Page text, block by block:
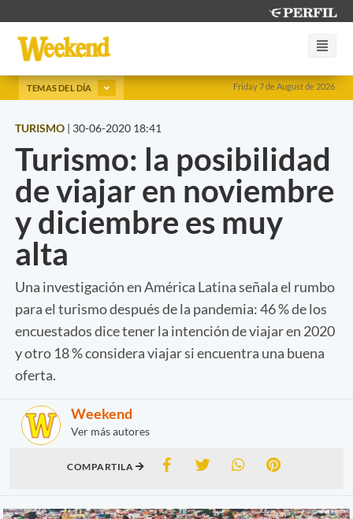
Friday 7 de August de 2026
TEMAS DEL DÍA
TURISMO | 30-06-2020 18:41
Turismo: la posibilidad
de viajar en noviembre
y diciembre es muy
alta
Una investigación en América Latina señala el rumbo
para el turismo después de la pandemia: 46 % de los
encuestados dice tener la intención de viajar en 2020
y otro 18 % considera viajar si encuentra una buena
oferta.
Weekend
Ver más autores
COMPARTILA